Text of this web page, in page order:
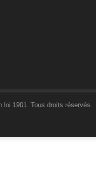
loi 1901. Tous droits réservés.